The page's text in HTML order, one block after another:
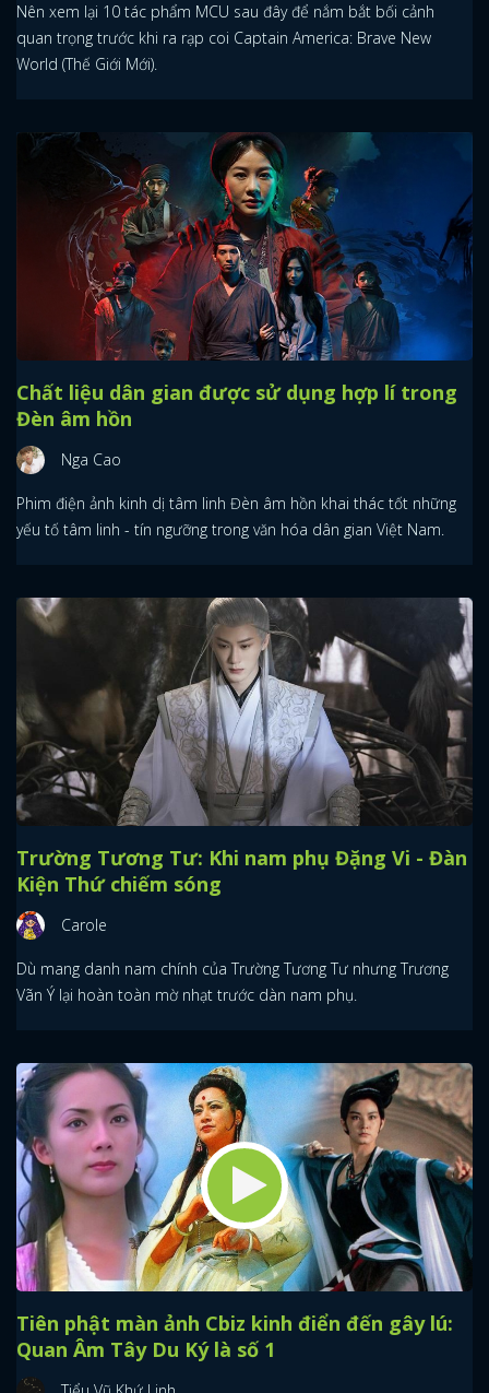
Nên xem lại 10 tác phẩm MCU sau đây để nắm bắt bối cảnh
quan trọng trước khi ra rạp coi Captain America: Brave New
World (Thế Giới Mới).
Chất liệu dân gian được sử dụng hợp lí trong
Đèn âm hồn
Nga Cao
Phim điện ảnh kinh dị tâm linh Đèn âm hồn khai thác tốt những
yếu tố tâm linh - tín ngưỡng trong văn hóa dân gian Việt Nam.
Trường Tương Tư: Khi nam phụ Đặng Vi - Đàn
Kiện Thứ chiếm sóng
Carole
Dù mang danh nam chính của Trường Tương Tư nhưng Trương
Vãn Ý lại hoàn toàn mờ nhạt trước dàn nam phụ.
Tiên phật màn ảnh Cbiz kinh điển đến gây lú:
Quan Âm Tây Du Ký là số 1